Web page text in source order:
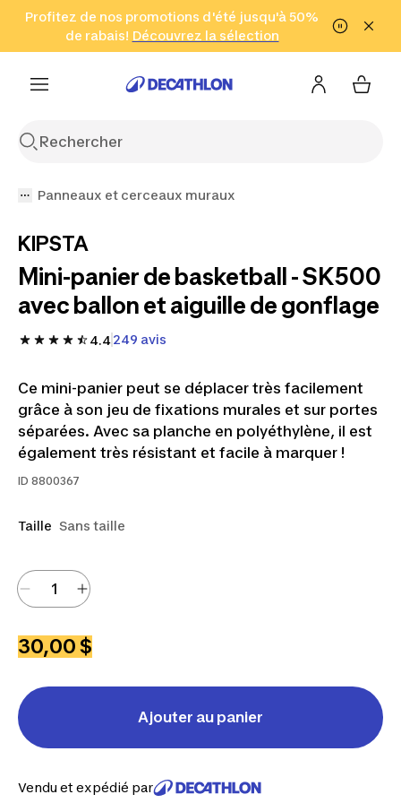
Aller à la recherche Aller au contenu Aller au pied de
Profitez de nos promotions d'été jusqu'à 50%
de rabais! Découvrez la sélection
Cliquez ici
en seulement 2 h!
(Zones sélectionnées)
Panneaux et cerceaux muraux
KIPSTA
Mini-panier de basketball - SK500
avec ballon et aiguille de gonflage
4.4249 avis
Ce mini-panier peut se déplacer très facilement
grâce à son jeu de fixations murales et sur portes
séparées. Avec sa planche en polyéthylène, il est
également très résistant et facile à marquer !
ID 8800367
Taille Sans taille
30,00 $
Ajouter au panier
Vendu et expédié par